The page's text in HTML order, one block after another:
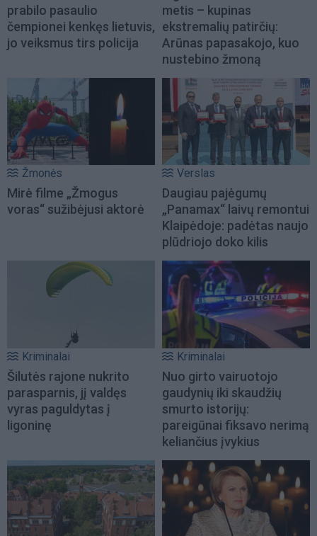
prabilo pasaulio
čempionei kenkęs lietuvis,
jo veiksmus tirs policija
metis – kupinas
ekstremalių patirčių:
Arūnas papasakojo, kuo
nustebino žmoną
Žmonės
Mirė filme „Žmogus
voras“ sužibėjusi aktorė
Verslas
Daugiau pajėgumų
„Panamax“ laivų remontui
Klaipėdoje: padėtas naujo
plūdriojo doko kilis
Kriminalai
Šilutės rajone nukrito
parasparnis, jį valdęs
vyras paguldytas į
ligoninę
Kriminalai
Nuo girto vairuotojo
gaudynių iki skaudžių
smurto istorijų:
pareigūnai fiksavo nerimą
keliančius įvykius